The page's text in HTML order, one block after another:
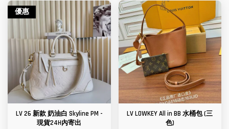
優惠
LV 26 新款 奶油白 Skyline PM -
現貨24H內寄出
LV LOWKEY All in BB 水桶包 (三
色)